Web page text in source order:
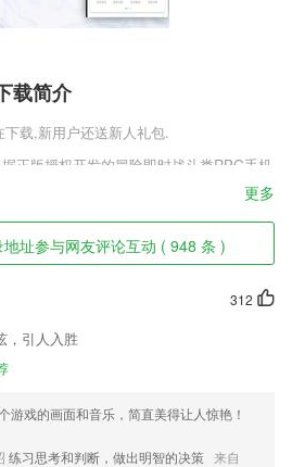
载简介
下载,新用户还送新人礼包.
正版授权开发的冒险即时战斗类RPG手机
事情节，采用先进引擎技术打造，拥有流
人物，MT4失落的荣耀正版v1.0.0.1高度
启全新的冒险之旅。
件特色
功能让你变成你想要的形象，搭配漫
全景图清晰明了， 代际关系明确
更多
址参与网友评论互动 ( 948 条 )
312
，引人入胜
游戏的画面和音乐，简直美得让人惊艳！
练习思考和判断，做出明智的决策 来自